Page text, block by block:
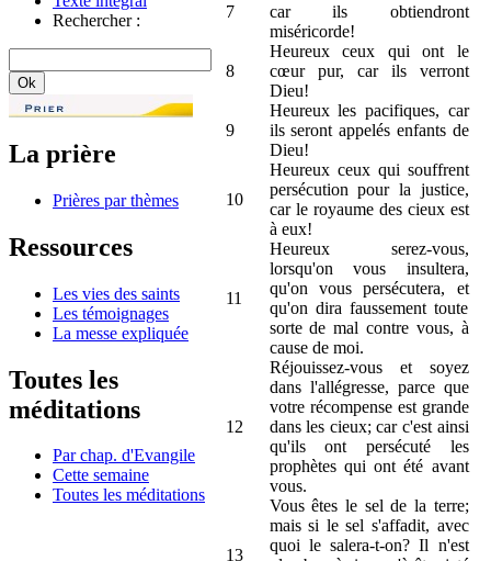
Rechercher :
La prière
Prières par thèmes
Ressources
Les vies des saints
Les témoignages
La messe expliquée
Toutes les
méditations
Par chap. d'Evangile
Cette semaine
Toutes les méditations
7
car ils obtiendront
miséricorde!
8
Heureux ceux qui ont le
cœur pur, car ils verront
Dieu!
9
Heureux les pacifiques, car
ils seront appelés enfants de
Dieu!
10
Heureux ceux qui souffrent
persécution pour la justice,
car le royaume des cieux est
à eux!
11
Heureux serez-vous,
lorsqu'on vous insultera,
qu'on vous persécutera, et
qu'on dira faussement toute
sorte de mal contre vous, à
cause de moi.
12
Réjouissez-vous et soyez
dans l'allégresse, parce que
votre récompense est grande
dans les cieux; car c'est ainsi
qu'ils ont persécuté les
prophètes qui ont été avant
vous.
13
Vous êtes le sel de la terre;
mais si le sel s'affadit, avec
quoi le salera-t-on? Il n'est